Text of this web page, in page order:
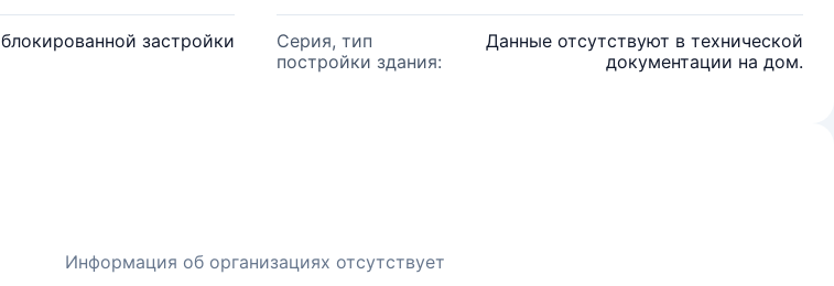
застройки
Серия, тип
постройки здания:
Данные отсутствуют в технической
документации на дом.
Информация об организациях отсутствует